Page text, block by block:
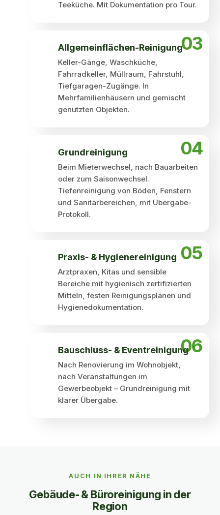
Teeküche. Mit Dokumentation pro Tour.
03
Allgemein­flächen-Reinigung
Keller-Gänge, Waschküche,
Fahrradkeller, Müllraum, Fahrstuhl,
Tiefgaragen-Zugänge. In
Mehrfamilienhäusern und gemischt
genutzten Objekten.
04
Grund­reinigung
Beim Mieterwechsel, nach Bauarbeiten
oder zum Saisonwechsel.
Tiefenreinigung von Böden, Fenstern
und Sanitärbereichen, mit Übergabe-
Protokoll.
05
Praxis- & Hygiene­reinigung
Arztpraxen, Kitas und sensible
Bereiche mit hygienisch zertifizierten
Mitteln, festen Reinigungsplänen und
Hygienedokumentation.
06
Bauschluss- & Event­reinigung
Nach Renovierung im Wohnobjekt,
nach Veranstaltungen im
Gewerbeobjekt – Grundreinigung mit
klarer Übergabe.
Auch in Ihrer Nähe
AUCH IN IHRER NÄHE
Gebäude- & Büro­reinigung in der
Region